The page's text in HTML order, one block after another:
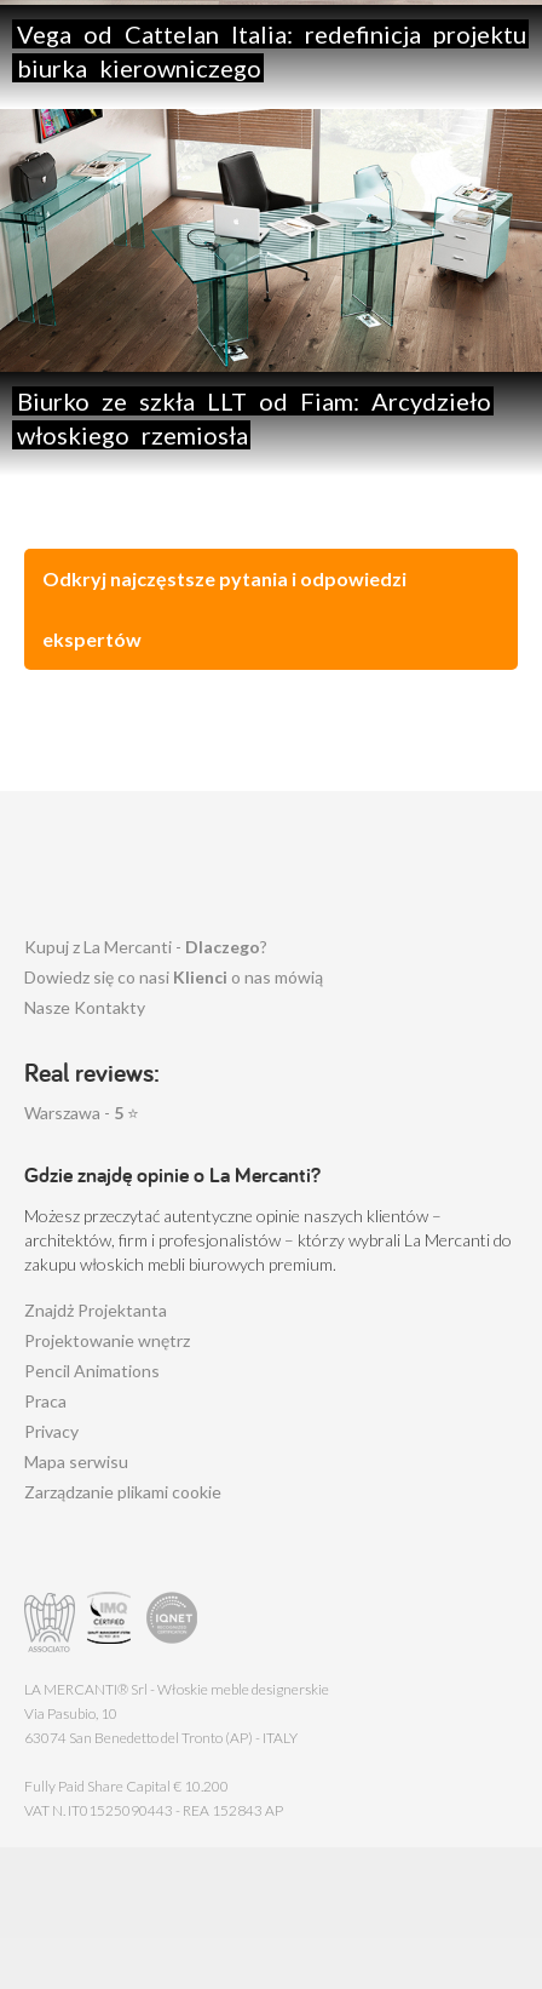
Vega od Cattelan Italia: redefinicja projektu
biurka kierowniczego
Biurko ze szkła LLT od Fiam: Arcydzieło
włoskiego rzemiosła
Odkryj najczęstsze pytania i odpowiedzi
ekspertów
Kupuj z La Mercanti - Dlaczego?
Dowiedz się co nasi Klienci o nas mówią
Nasze Kontakty
Real reviews:
Warszawa - 5 ⭐
Gdzie znajdę opinie o La Mercanti?
Możesz przeczytać autentyczne opinie naszych klientów –
architektów, firm i profesjonalistów – którzy wybrali La Mercanti do
zakupu włoskich mebli biurowych premium.
Znajdż Projektanta
Projektowanie wnętrz
Pencil Animations
Praca
Privacy
Mapa serwisu
Zarządzanie plikami cookie
LA MERCANTI® Srl - Włoskie meble designerskie
Via Pasubio, 10
63074 San Benedetto del Tronto (AP) - ITALY
Fully Paid Share Capital € 10.200
VAT N. IT01525090443 - REA 152843 AP